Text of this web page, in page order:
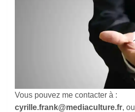
Vous pouvez me contacter à :
cyrille.frank@mediaculture.fr, ou